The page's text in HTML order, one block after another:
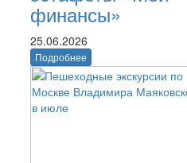
финансы»
25.06.2026
Подробнее